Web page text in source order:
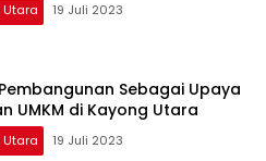
Utara 19 Juli 2023
Sebagai Upaya
UMKM di Kayong Utara
Utara 19 Juli 2023